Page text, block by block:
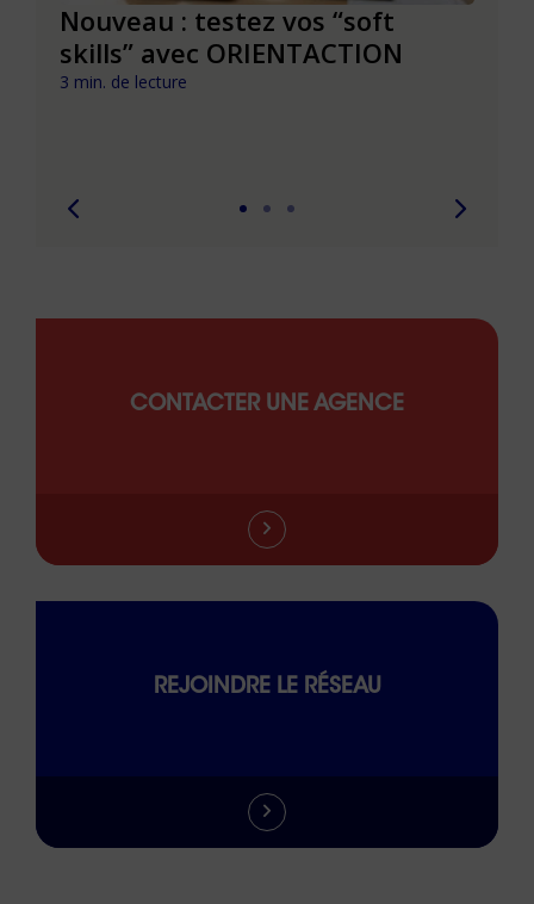
Nouveau : testez vos “soft
skills” avec ORIENTACTION
3 min. de lecture
CONTACTER UNE AGENCE
REJOINDRE LE RÉSEAU